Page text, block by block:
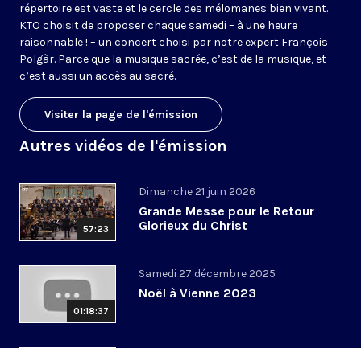
répertoire est vaste et le cercle des mélomanes bien vivant.
KTO choisit de proposer chaque samedi – à une heure
raisonnable ! – un concert choisi par notre expert François
Polgàr. Parce que la musique sacrée, c’est de la musique, et
c’est aussi un accès au sacré.
Visiter la page de l'émission
Autres vidéos de l'émission
57:23
Dimanche 21 juin 2026
Grande Messe pour le Retour
Glorieux du Christ
01:18:37
Samedi 27 décembre 2025
Noël à Vienne 2023